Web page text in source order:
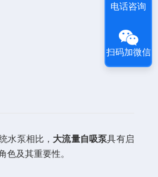
水泵相比， 大流量自吸泵具有启
及其重要性。
电话咨询
扫码加微信